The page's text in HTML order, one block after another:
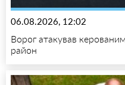
06.08.2026, 12:02
Ворог атакував
район